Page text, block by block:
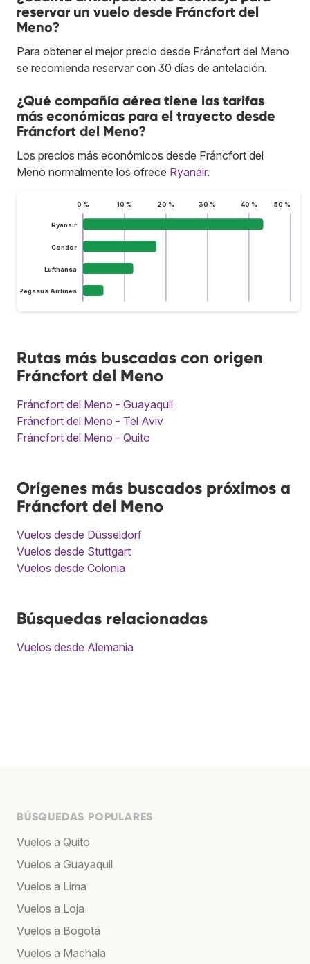
reservar un vuelo desde Fráncfort del
Meno?
Para obtener el mejor precio desde Fráncfort del Meno
se recomienda reservar con 30 días de antelación.
¿Qué compañía aérea tiene las tarifas
más económicas para el trayecto desde
Fráncfort del Meno?
Los precios más económicos desde Fráncfort del
Meno normalmente los ofrece Ryanair.
0 % 10 % 20 % 30 % 40 % 50 %
Ryanair
Condor
Lufthansa
Pegasus Airlines
Rutas más buscadas con origen
Fráncfort del Meno
Fráncfort del Meno - Guayaquil
Fráncfort del Meno - Tel Aviv
Fráncfort del Meno - Quito
Orígenes más buscados próximos a
Fráncfort del Meno
Vuelos desde Düsseldorf
Vuelos desde Stuttgart
Vuelos desde Colonia
Búsquedas relacionadas
Vuelos desde Alemania
BÚSQUEDAS POPULARES
Vuelos a Quito
Vuelos a Guayaquil
Vuelos a Lima
Vuelos a Loja
Vuelos a Bogotá
Vuelos a Machala